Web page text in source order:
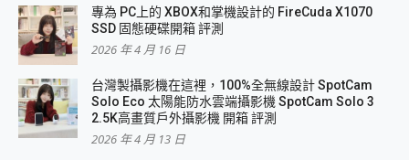
專為 PC上的 XBOX和掌機設計的 FireCuda X1070
SSD 固態硬碟開箱 評測
2026 年 4 月 16 日
台灣製攝影機在這裡，100%全無線設計 SpotCam
Solo Eco 太陽能防水雲端攝影機 SpotCam Solo 3
2.5K高畫質戶外攝影機 開箱 評測
2026 年 4 月 13 日